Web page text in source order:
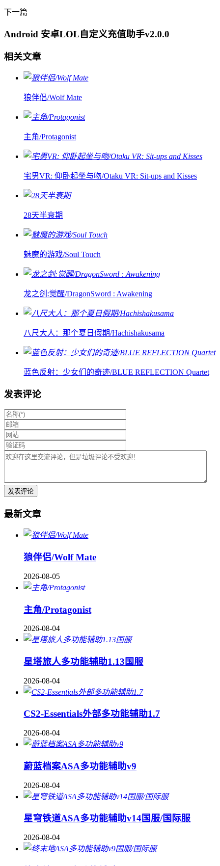
下一篇
Android 安卓LOL自定义充值助手v2.0.0
相关文章
狼伴侣/Wolf Mate
主角/Protagonist
宅男VR: 仰卧起坐与吻/Otaku VR: Sit-ups and Kisses
28天半衰期
魅魔的游戏/Soul Touch
龙之剑:觉醒/DragonSword : Awakening
八尺大人：那个夏日假期/Hachishakusama
蓝色反射：少女们的奇迹/BLUE REFLECTION Quartet
发表评论
最新文章
狼伴侣/Wolf Mate
2026-08-05
主角/Protagonist
2026-08-04
星塔旅人多功能辅助1.13国服
2026-08-04
CS2-Essentials外部多功能辅助1.7
2026-08-04
蔚蓝档案ASA多功能辅助v9
2026-08-04
星穹铁道ASA多功能辅助v14国服/国际服
2026-08-04